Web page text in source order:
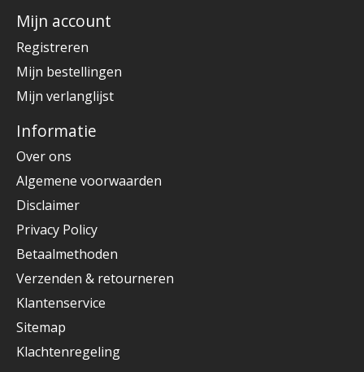
Mijn account
Registreren
Mijn bestellingen
Mijn verlanglijst
Informatie
Over ons
Algemene voorwaarden
Disclaimer
Privacy Policy
Betaalmethoden
Verzenden & retourneren
Klantenservice
Sitemap
Klachtenregeling